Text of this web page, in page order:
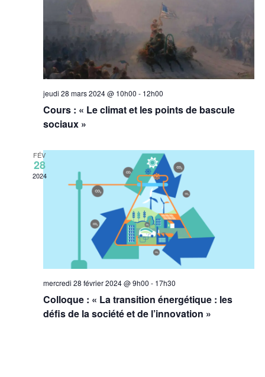
jeudi 28 mars 2024 @ 10h00 - 12h00
Cours : « Le climat et les points de bascule
sociaux »
FÉV
28
2024
mercredi 28 février 2024 @ 9h00 - 17h30
Colloque : « La transition énergétique : les
défis de la société et de l’innovation »